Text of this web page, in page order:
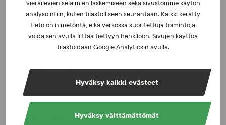
vierailevien selaimien laskemiseen sekä sivustomme käytön
analysointiin, kuten tilastolliseen seurantaan. Kaikki kerätty
tieto on nimetöntä, eikä verkossa suoritettuja toimintoja
voida sen avulla liittää tiettyyn henkilöön. Sivujen käyttöä
tilastoidaan Google Analyticsin avulla.
Hyväksy kaikki evästeet
Hyväksy välttämättömät
UUTISET - 16.7.2026
Dopingrikkomuspäätösten julkistaminen: kysymyksiä
ja vastauksia EUT:n ratkaisusta
SUEKin sivuilla uusi blogisarja urheilun ja
väkivaltaisten alakulttuurien suhteesta
KATSO AJANKOHTAISET